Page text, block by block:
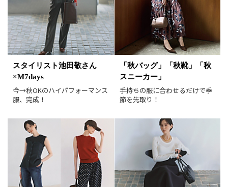
ホワイト ブラック
グレー
ベージュ
ブラウン
オレンジ
イエロー
レッド
ピンク
パープル
グリーン
ブルー
ゴールド
スタイリスト池田敬さん
×M7days
今→秋OKのハイパフォーマンス
服、完成！
「秋バッグ」「秋靴」「秋
スニーカー」
手持ちの服に合わせるだけで季
節を先取り！